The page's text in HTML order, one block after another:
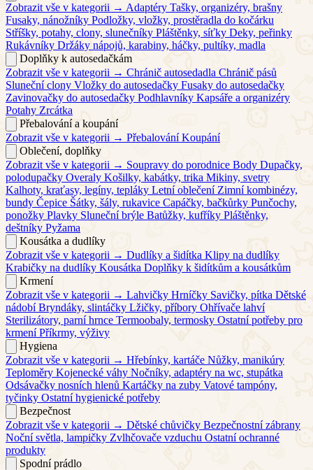
Zobrazit vše v kategorii → Adaptéry Tašky, organizéry, brašny
Fusaky, nánožníky Podložky, vložky, prostěradla do kočárku
Stříšky, potahy, clony, slunečníky Pláštěnky, síťky Deky, peřinky
Rukávníky Držáky nápojů, karabiny, háčky, pultíky, madla
Doplňky k autosedačkám
Zobrazit vše v kategorii → Chránič autosedadla Chránič pásů
Sluneční clony Vložky do autosedačky Fusaky do autosedačky
Zavinovačky do autosedačky Podhlavníky Kapsáře a organizéry
Potahy Zrcátka
Přebalování a koupání
Zobrazit vše v kategorii → Přebalování Koupání
Oblečení, doplňky
Zobrazit vše v kategorii → Soupravy do porodnice Body Dupačky,
polodupačky Overaly Košilky, kabátky, trika Mikiny, svetry
Kalhoty, kraťasy, legíny, tepláky Letní oblečení Zimní kombinézy,
bundy Čepice Šátky, šály, rukavice Capáčky, bačkůrky Punčochy,
ponožky Plavky Sluneční brýle Batůžky, kufříky Pláštěnky,
deštníky Pyžama
Kousátka a dudlíky
Zobrazit vše v kategorii → Dudlíky a šidítka Klipy na dudlíky
Krabičky na dudlíky Kousátka Doplňky k šidítkům a kousátkům
Krmení
Zobrazit vše v kategorii → Lahvičky Hrníčky Savičky, pítka Dětské
nádobí Bryndáky, slintáčky Lžičky, příbory Ohřívače lahví
Sterilizátory, parní hrnce Termoobaly, termosky Ostatní potřeby pro
krmení Příkrmy, výživy
Hygiena
Zobrazit vše v kategorii → Hřebínky, kartáče Nůžky, manikúry
Teploměry Kojenecké váhy Nočníky, adaptéry na wc, stupátka
Odsávačky nosních hlenů Kartáčky na zuby Vatové tampóny,
tyčinky Ostatní hygienické potřeby
Bezpečnost
Zobrazit vše v kategorii → Dětské chůvičky Bezpečnostní zábrany
Noční světla, lampičky Zvlhčovače vzduchu Ostatní ochranné
produkty
Spodní prádlo